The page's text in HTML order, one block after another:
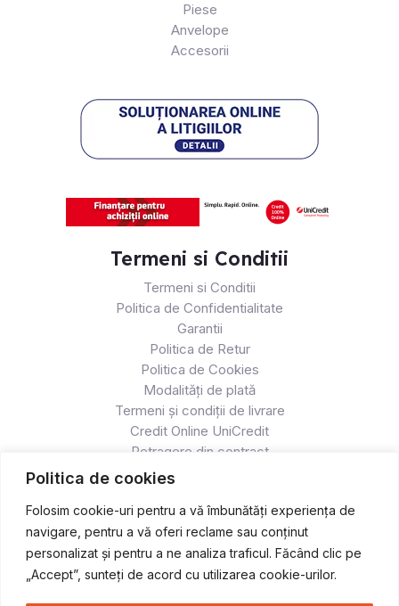
Politica de cookies
Folosim cookie-uri pentru a vă îmbunătăți experiența de
navigare, pentru a vă oferi reclame sau conținut
personalizat și pentru a ne analiza traficul. Făcând clic pe
„Accept”, sunteți de acord cu utilizarea cookie-urilor.
Piese
Anvelope
Accesorii
Termeni si Conditii
Termeni si Conditii
Politica de Confidentialitate
Garantii
Politica de Retur
Politica de Cookies
Modalități de plată
Termeni și condiții de livrare
Credit Online UniCredit
Retragere din contract